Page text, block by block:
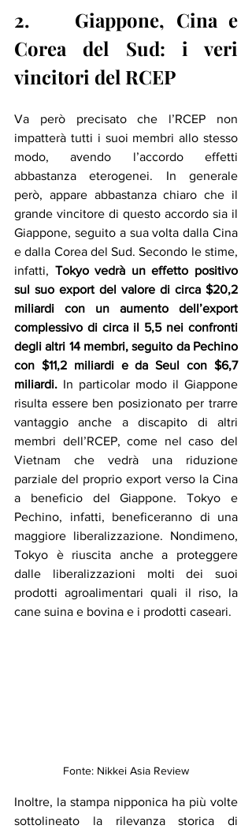
2.    Giappone, Cina e
Corea del Sud: i veri
vincitori del RCEP
Va però precisato che l’RCEP non
impatterà tutti i suoi membri allo stesso
modo, avendo l’accordo effetti
abbastanza eterogenei. In generale
però, appare abbastanza chiaro che il
grande vincitore di questo accordo sia il
Giappone, seguito a sua volta dalla Cina
e dalla Corea del Sud. Secondo le stime,
infatti, Tokyo vedrà un effetto positivo
sul suo export del valore di circa $20,2
miliardi con un aumento dell’export
complessivo di circa il 5,5 nei confronti
degli altri 14 membri, seguito da Pechino
con $11,2 miliardi e da Seul con $6,7
miliardi. In particolar modo il Giappone
risulta essere ben posizionato per trarre
vantaggio anche a discapito di altri
membri dell’RCEP, come nel caso del
Vietnam che vedrà una riduzione
parziale del proprio export verso la Cina
a beneficio del Giappone. Tokyo e
Pechino, infatti, beneficeranno di una
maggiore liberalizzazione. Nondimeno,
Tokyo è riuscita anche a proteggere
dalle liberalizzazioni molti dei suoi
prodotti agroalimentari quali il riso, la
cane suina e bovina e i prodotti caseari.
Fonte: Nikkei Asia Review
Inoltre, la stampa nipponica ha più volte
sottolineato la rilevanza storica di